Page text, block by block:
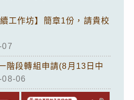
工作坊】簡章1份，請貴校
07
階段轉組申請(8月13日中
06